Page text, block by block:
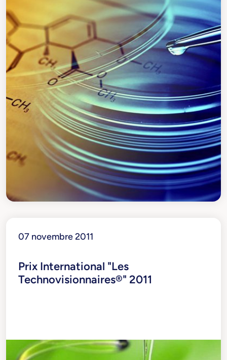
07 novembre 2011
Prix International "Les
Technovisionnaires®" 2011